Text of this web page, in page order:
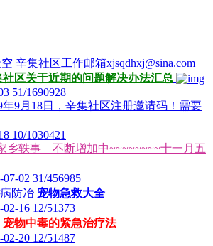
辛集社区工作邮箱xjsqdhxj@sina.com
社区关于近期的问题解决办法汇总
51/1690928
年9月18日，辛集社区注册邀请码！需要
10/1030421
乡轶事 不断增加中~~~~~~~~十一月五
07-02 31/456985
防冶 宠物急救大全
02-16 12/51373
宠物中毒的紧急治疗法
02-20 12/51487